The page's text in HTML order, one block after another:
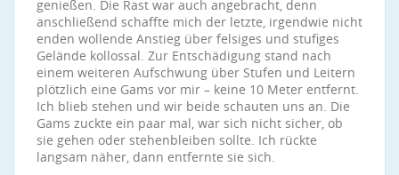
genießen. Die Rast war auch angebracht, denn
anschließend schaffte mich der letzte, irgendwie nicht
enden wollende Anstieg über felsiges und stufiges
Gelände kollossal. Zur Entschädigung stand nach
einem weiteren Aufschwung über Stufen und Leitern
plötzlich eine Gams vor mir – keine 10 Meter entfernt.
Ich blieb stehen und wir beide schauten uns an. Die
Gams zuckte ein paar mal, war sich nicht sicher, ob
sie gehen oder stehenbleiben sollte. Ich rückte
langsam näher, dann entfernte sie sich.